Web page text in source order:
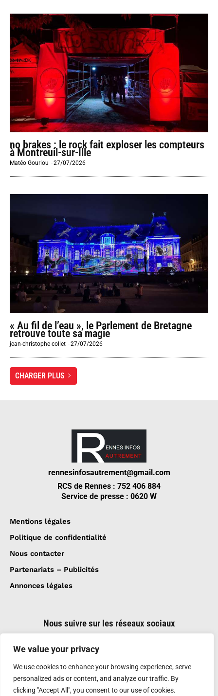
We value your privacy
We use cookies to enhance your browsing experience, serve
personalized ads or content, and analyze our traffic. By
clicking "Accept All", you consent to our use of cookies.
no brakes : le rock fait exploser les compteurs
à Montreuil-sur-Ille
Matéo Gouriou -27/07/2026
« Au fil de l’eau », le Parlement de Bretagne
retrouve toute sa magie
jean-christophe collet -27/07/2026
CHARGER PLUS
rennesinfosautrement@gmail.com
RCS de Rennes : 752 406 884
Service de presse : 0620 W
Mentions légales
Politique de confidentialité
Nous contacter
Partenariats – Publicités
Annonces légales
Nous suivre sur les réseaux sociaux